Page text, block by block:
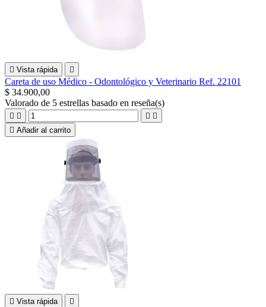
 Vista rápida 
Careta de uso Médico - Odontológico y Veterinario Ref. 22101
$ 34.900,00
Valorado de 5 estrellas basado en reseña(s)
   
 Añadir al carrito
 Vista rápida 